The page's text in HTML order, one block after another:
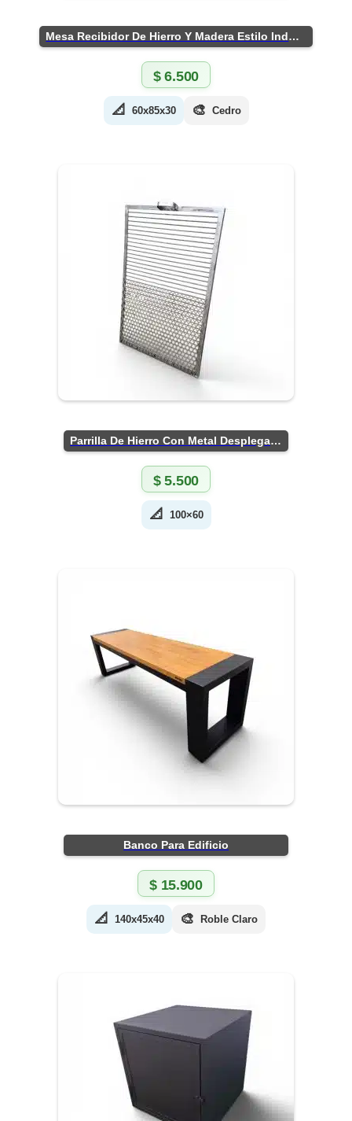
Mesa Recibidor De Hierro Y Madera Estilo Industrial
$6.500
📐 60x85x30 🎨 Cedro
Parrilla De Hierro Con Metal Desplegado
$5.500
📐 100×60
Banco Para Edificio
$15.900
📐 140x45x40 🎨 Roble Claro